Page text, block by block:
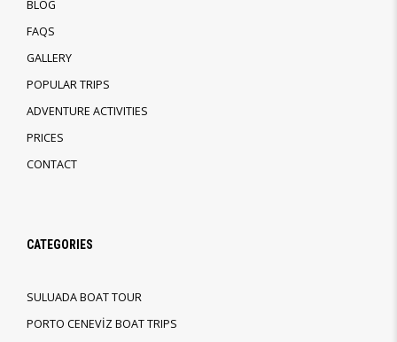
BLOG
FAQS
GALLERY
POPULAR TRIPS
ADVENTURE ACTIVITIES
PRICES
CONTACT
CATEGORIES
SULUADA BOAT TOUR
PORTO CENEVİZ BOAT TRIPS